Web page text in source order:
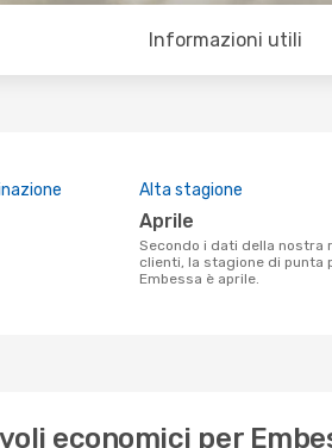
Informazioni utili
Alta stagione
aprile
Secondo i dati della nostra ricerca
clienti, la stagione di punta
Embessa è aprile.
economici per